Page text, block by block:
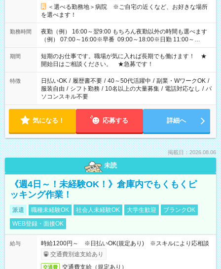
＜選べる勤務地＞病院 ※ご自宅の近くなど、お好きな場所
を選べます！
勤務時間
夜勤（例） 16:00～翌9:00 もちろん夜勤以外の時間も選べます
（例） 07:00～16:00※早番 09:00～18:00※日勤 11:00～
20:00※遅番 ※時間は、固定・選べる施設もあるので、ご希望が
あれば調整できます！ ※シフト制。勤務地により実働時間が異
なります。★家庭の都合でお休みが必要な場合も遠慮なくご相
談ください。
期間
短期のお仕事です。職場が気に入れば長期でも働けます！ ★
開始日はご相談ください。 ★急募です！
特徴 日払いOK / 履歴書不要 / 40～50代活躍中 / 副業・WワークOK /
服装自由 / シフト勤務 / 10名以上の大量募集 / 電話対応なし / パ
ソコンスキル不要
気になる！ 応募する 詳細へ
掲載日：2026.08.06
未読
《週4日～！未経験OK！》倉庫内でもくもくピ
ッキング作業！
派遣 職種未経験OK 社会人未経験OK 大学生歓迎
ブランクOK
WEB登録・面接OK
給与
時給1200円～ ※日払いOK(規定あり) ※スキルにより応相談
交通費別途支給あり
交通費 交通費支給（規定あり）